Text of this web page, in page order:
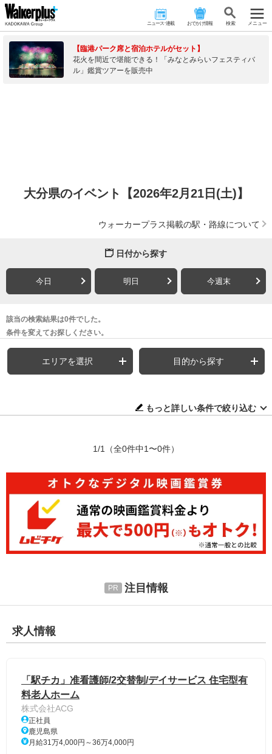
ニュース･連載 おでかけ情報 検 索 メニュー
【臨港パーク席と宿泊ホテルがセット】
花火を間近で堪能できる！「みなとみらいフェスティバ
ル」鑑賞ツアーを販売中
大分県のイベント【2026年2月21日(土)】
ウォーカープラス掲載の駅・路線について
日付から探す
今日 明日 今週末
該当の検索結果は0件でした。
条件を変えてお探しください。
エリアを選択 目的から探す
もっと詳しい条件で絞り込む
1/1 （全0件中1〜0件）
注目情報
求人情報
「駅チカ」准看護師/2交替制/デイサービス 住宅型有
料老人ホーム
株式会社ACG
正社員
鹿児島県
月給31万4,000円～36万4,000円